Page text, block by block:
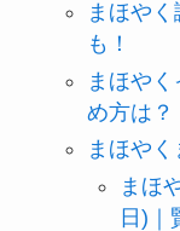
まほや
も！
まほや
め方は？
まほや
まほ
日)｜